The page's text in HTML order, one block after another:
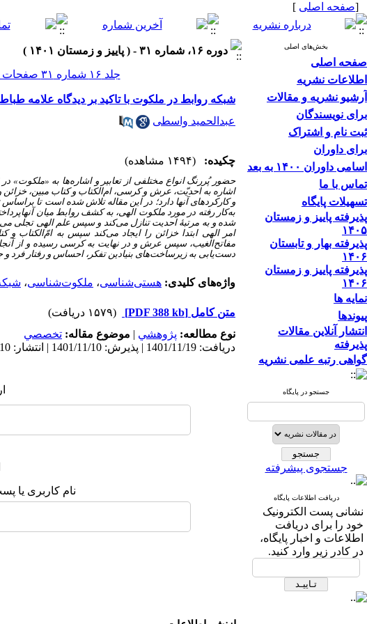
[صفحه اصلی ]
بخش‌های اصلی
صفحه اصلی
اطلاعات نشریه
آرشیو نشریه و مقالات
برای نویسندگان
ثبت نام و اشتراک
برای داوران
اسامی داوران ۱۴۰۰ به بعد
تماس با ما
تسهیلات پایگاه
پذیرفته پاییز و زمستان
۱۴۰۵
پذیرفته بهار و تابستان
۱۴۰۶
پذیرفته پاییز و زمستان
۱۴۰۶
نمایه ها
پیوندها
انتشار آنلاین مقالات
پذیرفته
گواهی رتبه علمی نشریه
جستجو در پایگاه
جستجوی پیشرفته
دریافت اطلاعات پایگاه
نشانی پست الکترونیک
خود را برای دریافت
اطلاعات و اخبار پایگاه،
در کادر زیر وارد کنید.
دوره ۱۶، شماره ۳۱ - ( پاییز و زمستان ۱۴۰۱ )
جلد ۱۶ شماره ۳۱ صفحات ۲۱۷-۱۹۵
شبکه روابط در ملکوت با تاکید بر دیدگاه علامه
عبدالحمید واسطی
چکیده: (۱۴۹۴ مشاهده)
حضور پُررنگ انواع مختلفی از تعابیر و اشاره‌ها به
اشاره به احدیّت، عرش و کرسی، ام‌الکتاب و کتاب مبین،
و کارکردهای آنها دارد؛ در این مقاله تلاش شده است تا براساس
به‌کار رفته در مورد ملکوت الهی، به کشف روابط میان
شده و به مرتبۀ احدیت تنازل می‌کند و سپس علم الهی تجلی
امر الهی ابتدا خزائن را ایجاد می‌کند سپس به
مفاتح‌الغیب، سپس عرش و در نهایت به کرسی رسیده و از
دست‌یابی به زیرساخت‌های بنیادین تفکر، احساس و رفتار فرد و
واژه‌های کلیدی: هستی‌شناسی، ملکوت‌شناسی،
متن کامل [PDF 388 kb]
(۱۵۷۹ دریافت)
نوع مطالعه: پژوهشي | موضوع مقاله: تخصصي
دریافت: 1401/11/19 | پذیرش: 1401/11/10 | انتشار: 1401/11/10
نام کاربری یا